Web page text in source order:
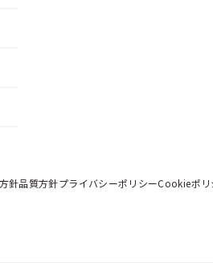
針品質方針プライバシーポリシーCookieポリ